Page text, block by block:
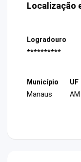
Localização
Logradouro
**********
Município
Manaus
UF
AM